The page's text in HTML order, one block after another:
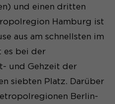
und einen dritten
Hamburg ist
aus am schnellsten im
es bei der
und Gehzeit der
siebten Platz. Darüber
Berlin-